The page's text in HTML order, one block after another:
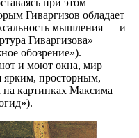
Гиваргизов обладает
мышления — и
Гиваргизова»
обозрение»).
и моют окна, мир
ярким, просторным,
картинках Максима